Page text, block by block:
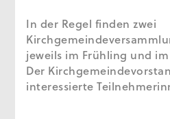
In der Regel finden zwei
jeweils im Frühling und
Der
interessierte